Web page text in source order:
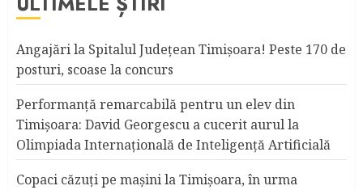
Angajări la Spitalul Judeţean Timişoara! Peste 170 de
posturi, scoase la concurs
Performanță remarcabilă pentru un elev din
Timișoara: David Georgescu a cucerit aurul la
Olimpiada Internațională de Inteligență Artificială
Copaci căzuţi pe maşini la Timişoara, în urma